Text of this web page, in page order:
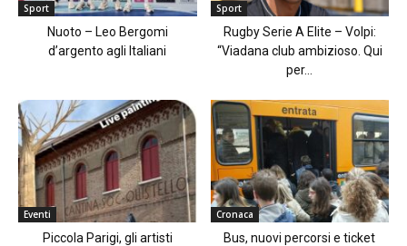
Sport
Nuoto – Leo Bergomi
d’argento agli Italiani
Sport
Rugby Serie A Elite – Volpi:
“Viadana club ambizioso. Qui
per...
Eventi
Piccola Parigi, gli artisti
Cronaca
Bus, nuovi percorsi e ticket